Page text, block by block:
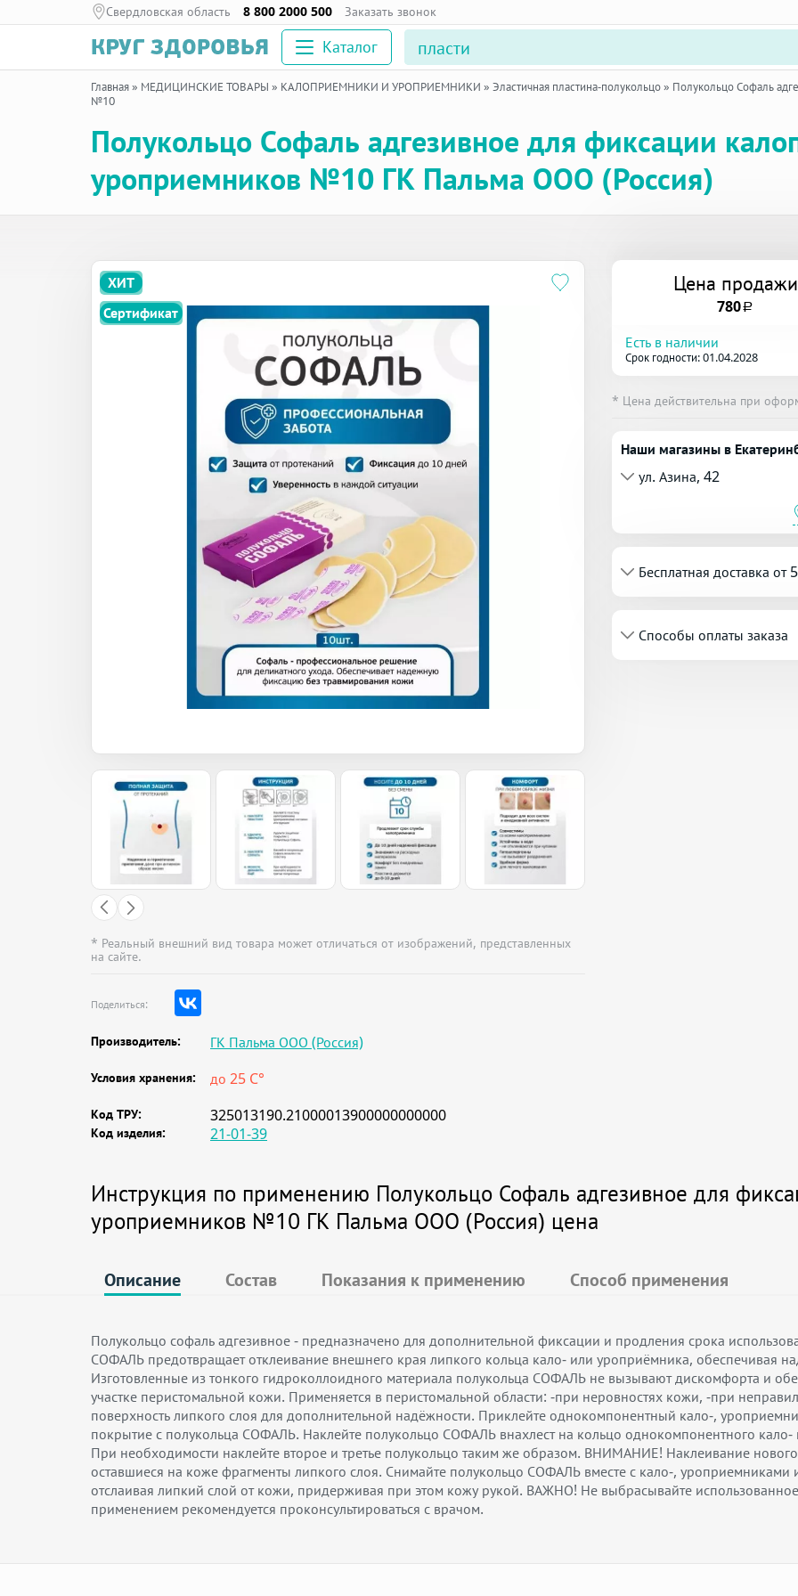
Свердловская область 8 800 2000 500 Заказать звонок
Каталог
Главная» МЕДИЦИНСКИЕ ТОВАРЫ » КАЛОПРИЕМНИКИ И УРОПРИЕМНИКИ » Эластичная пластина-полукольцо» Полукольцо Софаль
№10
Полукольцо Софаль адгезивное для фиксации
уроприемников №10 ГК Пальма ООО (Россия)
ХИТ
Сертификат
* Реальный внешний вид товара может отличаться от изображений, представленных
на сайте.
Поделиться:
Производитель: ГК Пальма ООО (Россия)
Условия хранения: до 25 C°
Код ТРУ: 325013190.21000013900000000000
Код изделия: 21-01-39
Цена продажи
780a
Есть в наличии
Срок годности: 01.04.2028
* Цена действительна при
Наши магазины в
ул. Азина, 42
Бесплатная доставка от
Способы оплаты заказа
Инструкция по применению Полукольцо Софаль адгезивное для
уроприемников №10 ГК Пальма ООО (Россия) цена
Описание Состав Показания к применению Способ применения
Полукольцо софаль адгезивное - предназначено для дополнительной фиксации и продления срока
СОФАЛЬ предотвращает отклеивание внешнего края липкого кольца кало- или уроприёмника, обеспечивая
Изготовленные из тонкого гидроколлоидного материала полукольца СОФАЛЬ не вызывают дискомфорта и
участке перистомальной кожи. Применяется в перистомальной области: -при неровностях кожи, -при
поверхность липкого слоя для дополнительной надёжности. Приклейте однокомпонентный кало-,
покрытие с полукольца СОФАЛЬ. Наклейте полукольцо СОФАЛЬ внахлест на кольцо однокомпонентного
При необходимости наклейте второе и третье полукольцо таким же образом. ВНИМАНИЕ! Наклеивание
оставшиеся на коже фрагменты липкого слоя. Снимайте полукольцо СОФАЛЬ вместе с кало-,
отслаивая липкий слой от кожи, придерживая при этом кожу рукой. ВАЖНО! Не выбрасывайте
применением рекомендуется проконсультироваться с врачом.